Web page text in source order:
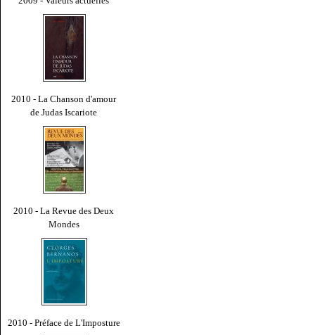
2010 - La Chanson d'amour
de Judas Iscariote
2010 - La Revue des Deux
Mondes
2010 - Préface de L'Imposture